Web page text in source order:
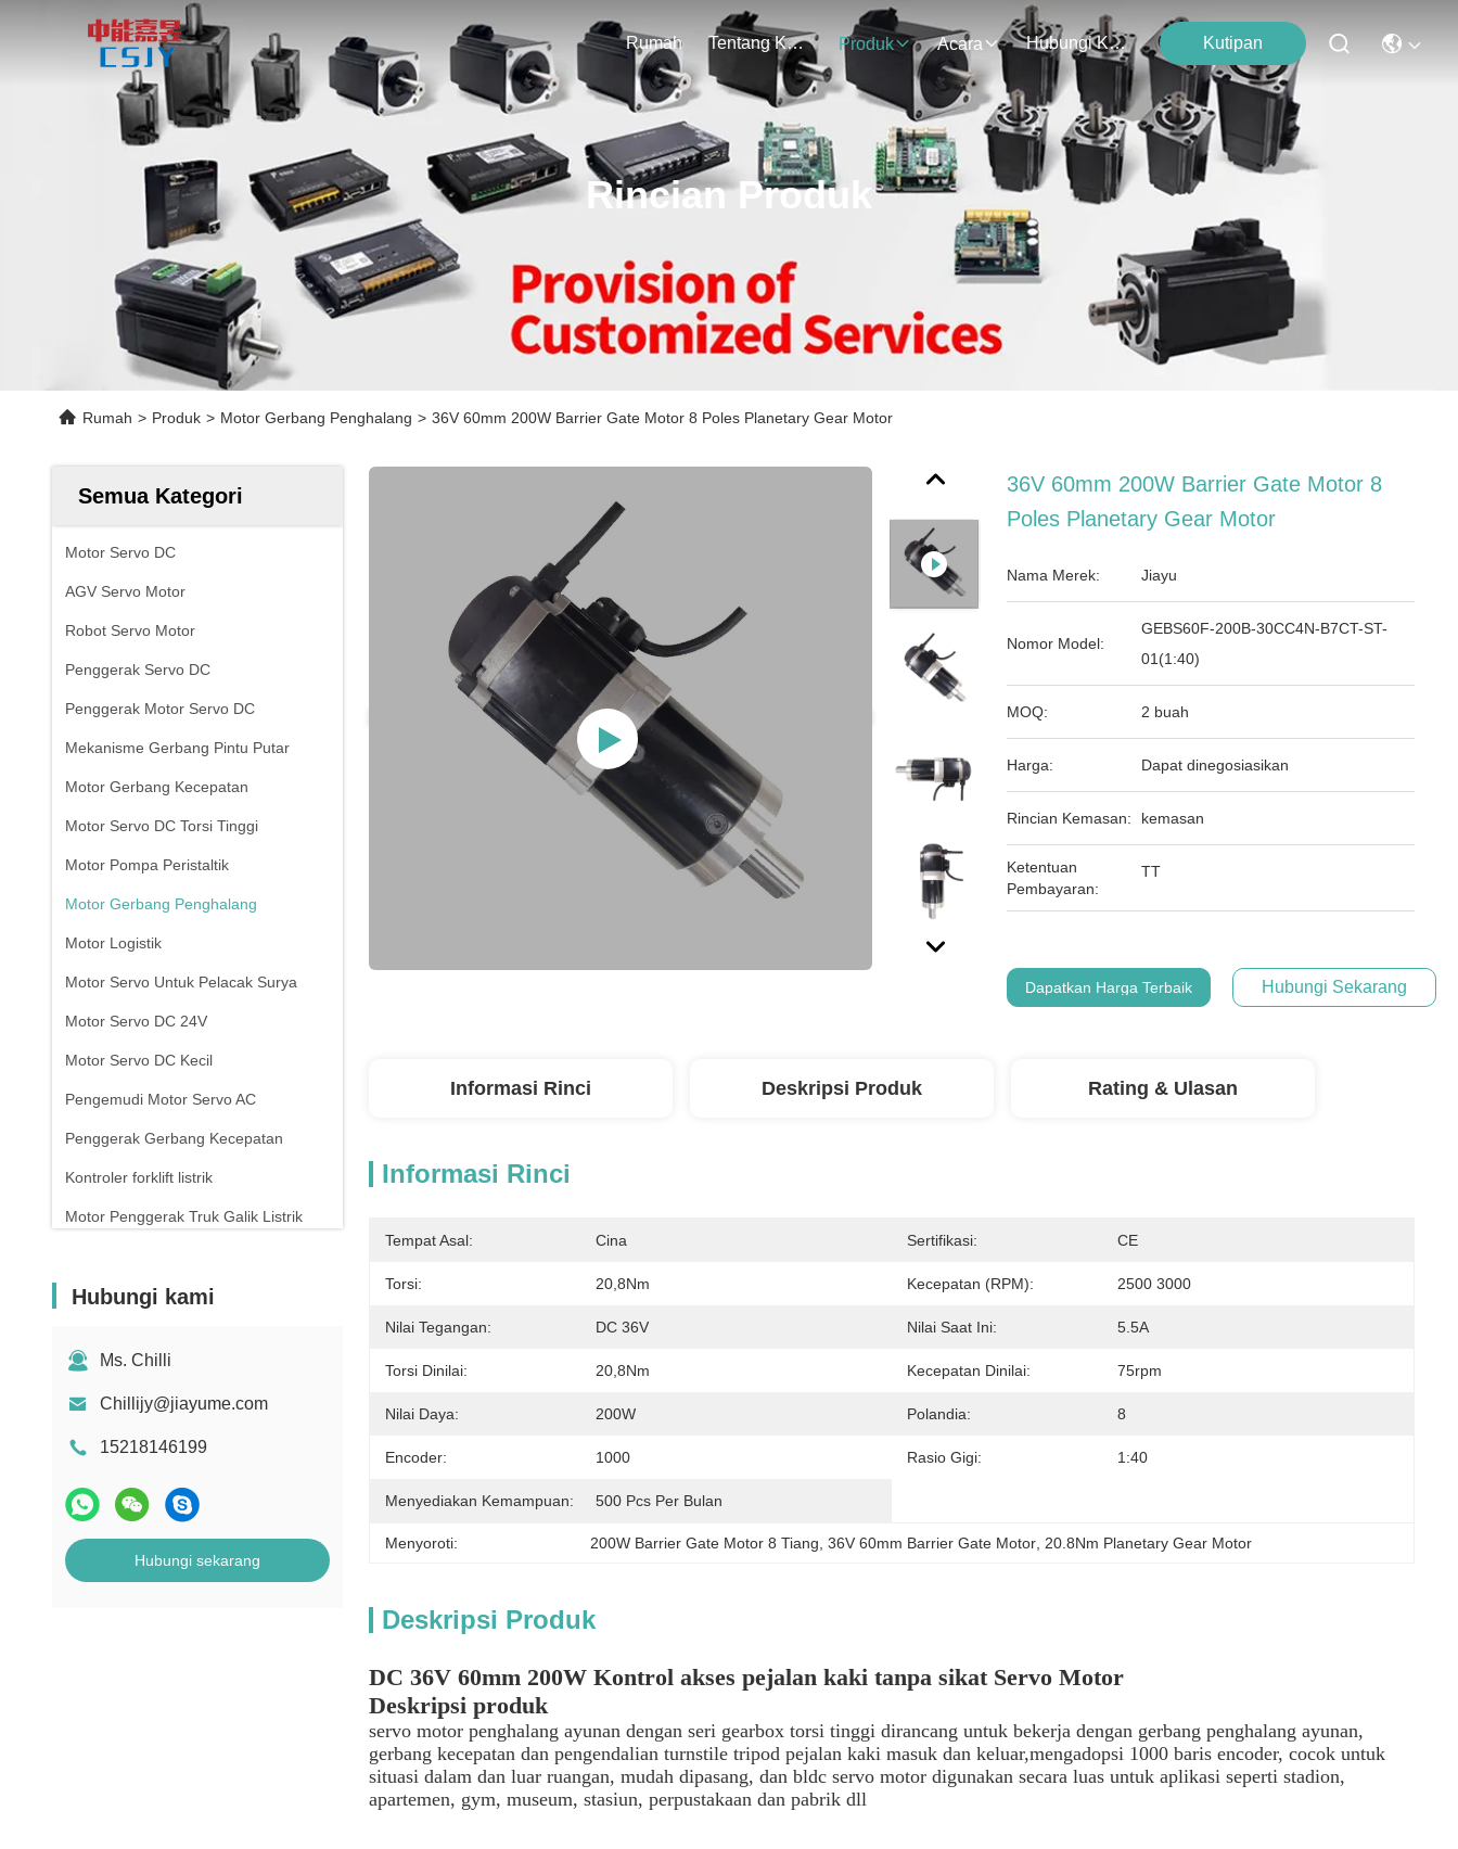
Rumah Tentang Kami Produk Acara Hubungi Kami Kutipan
Rincian Produk
Rumah > Produk > Motor Gerbang Penghalang > 36V 60mm 200W Barrier Gate Motor 8 Poles Planetary Gear Motor
Semua Kategori
Motor Servo DC
AGV Servo Motor
Robot Servo Motor
Penggerak Servo DC
Penggerak Motor Servo DC
Mekanisme Gerbang Pintu Putar
Motor Gerbang Kecepatan
Motor Servo DC Torsi Tinggi
Motor Pompa Peristaltik
Motor Gerbang Penghalang
Motor Logistik
Motor Servo Untuk Pelacak Surya
Motor Servo DC 24V
Motor Servo DC Kecil
Pengemudi Motor Servo AC
Penggerak Gerbang Kecepatan
Kontroler forklift listrik
Motor Penggerak Truk Galik Listrik
Hubungi kami
Ms. Chilli
Chillijy@jiayume.com
15218146199
Hubungi sekarang
36V 60mm 200W Barrier Gate Motor 8
Poles Planetary Gear Motor
Nama Merek: Jiayu
Nomor Model:
GEBS60F-200B-30CC4N-B7CT-ST-
01(1:40)
MOQ: 2 buah
Harga: Dapat dinegosiasikan
Rincian Kemasan: kemasan
Ketentuan
Pembayaran:
TT
Dapatkan Harga Terbaik Hubungi Sekarang
Informasi Rinci Deskripsi Produk Rating & Ulasan
Informasi Rinci
Tempat Asal: Cina Sertifikasi: CE
Torsi: 20,8Nm Kecepatan (RPM): 2500 3000
Nilai Tegangan: DC 36V Nilai Saat Ini: 5.5A
Torsi Dinilai: 20,8Nm Kecepatan Dinilai: 75rpm
Nilai Daya: 200W Polandia: 8
Encoder: 1000 Rasio Gigi: 1:40
Menyediakan Kemampuan: 500 Pcs Per Bulan
Menyoroti: 200W Barrier Gate Motor 8 Tiang 36V 60mm Barrier Gate Motor, 20.8Nm Planetary Gear Motor
Deskripsi Produk
DC 36V 60mm 200W Kontrol akses pejalan kaki tanpa sikat Servo Motor
Deskripsi produk
servo motor penghalang ayunan dengan seri gearbox torsi tinggi dirancang untuk bekerja dengan gerbang penghalang ayunan,
gerbang kecepatan dan pengendalian turnstile tripod pejalan kaki masuk dan keluar,mengadopsi 1000 baris encoder, cocok untuk
situasi dalam dan luar ruangan, mudah dipasang, dan bldc servo motor digunakan secara luas untuk aplikasi seperti stadion,
apartemen, gym, museum, stasiun, perpustakaan dan pabrik dll